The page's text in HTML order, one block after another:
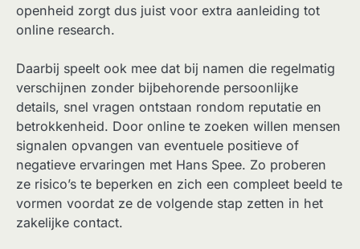
openheid zorgt dus juist voor extra aanleiding tot
online research.
Daarbij speelt ook mee dat bij namen die regelmatig
verschijnen zonder bijbehorende persoonlijke
details, snel vragen ontstaan rondom reputatie en
betrokkenheid. Door online te zoeken willen mensen
signalen opvangen van eventuele positieve of
negatieve ervaringen met Hans Spee. Zo proberen
ze risico’s te beperken en zich een compleet beeld te
vormen voordat ze de volgende stap zetten in het
zakelijke contact.